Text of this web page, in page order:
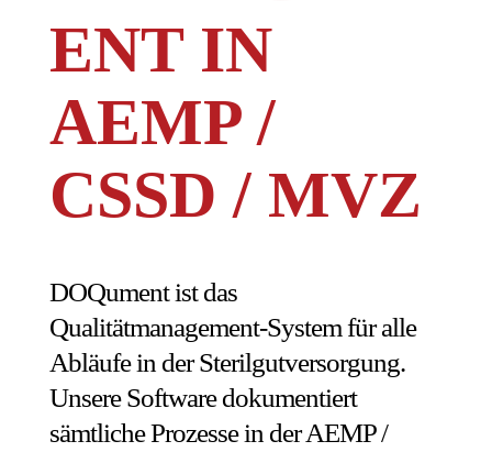
ENT IN
AEMP /
CSSD / MVZ
DOQument ist das
Qualitätmanagement-System für alle
Abläufe in der Sterilgutversorgung.
Unsere Software dokumentiert
sämtliche Prozesse in der AEMP /